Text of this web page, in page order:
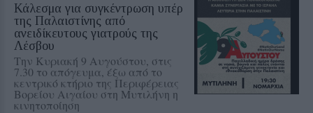
Κάλεσμα για συγκέντρωση υπέρ
της Παλαιστίνης από
ανειδίκευτους γιατρούς της
Λέσβου
Την Κυριακή 9 Αυγούστου, στις
7.30 το απόγευμα, έξω από το
κεντρικό κτήριο της Περιφέρειας
Βορείου Αιγαίου στη Μυτιλήνη η
κινητοποίηση